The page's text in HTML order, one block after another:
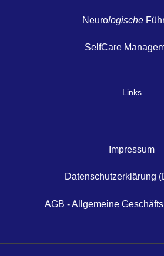
Neurologische
SelfCare
Links
Impressum
Datenschutzerklärung
AGB - Allgemeine